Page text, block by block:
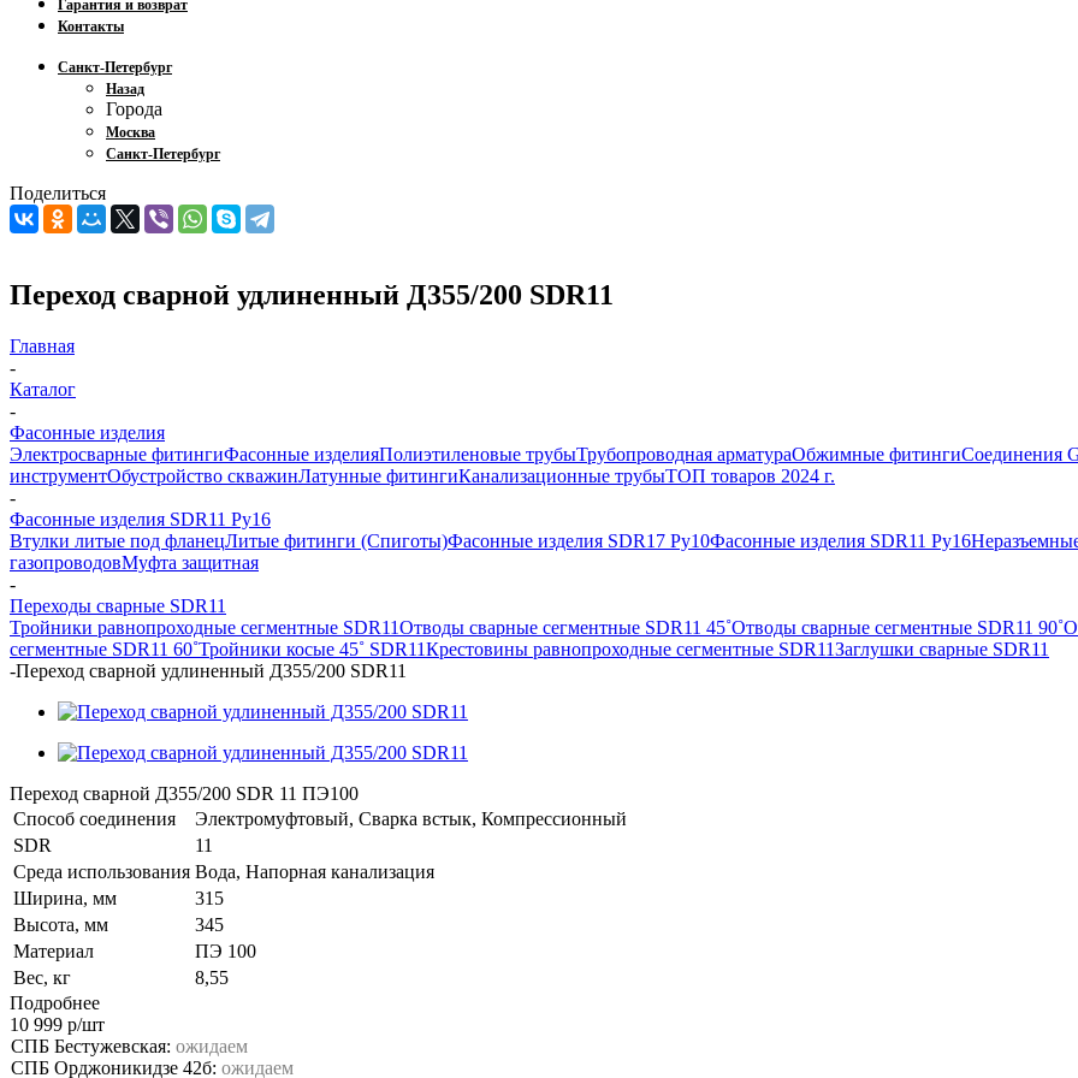
Гарантия и возврат
Контакты
Санкт-Петербург
Назад
Города
Москва
Санкт-Петербург
Поделиться
Переход сварной удлиненный Д355/200 SDR11
Главная
-
Каталог
-
Фасонные изделия
Электросварные фитингиФасонные изделияПолиэтиленовые трубыТрубопроводная арматураОбжимные фитингиСоединения
инструментОбустройство скважинЛатунные фитингиКанализационные трубыТОП товаров 2024 г.
-
Фасонные изделия SDR11 Ру16
Втулки литые под фланецЛитые фитинги (Спиготы)Фасонные изделия SDR17 Ру10Фасонные изделия SDR11 Ру16
газопроводовМуфта защитная
-
Переходы сварные SDR11
Тройники равнопроходные сегментные SDR11Отводы сварные сегментные SDR11 45˚Отводы сварные сегментные SDR11 90˚
сегментные SDR11 60˚Тройники косые 45˚ SDR11Крестовины равнопроходные сегментные SDR11Заглушки сварные SDR11
-Переход сварной удлиненный Д355/200 SDR11
Переход сварной Д355/200 SDR 11 ПЭ100
Способ соединения
Электромуфтовый, Сварка встык, Компрессионный
SDR
11
Среда использования Вода, Напорная канализация
Ширина, мм
315
Высота, мм
345
Материал
ПЭ 100
Вес, кг
8,55
Подробнее
10 999 р/шт
СПБ Бестужевская: ожидаем
СПБ Орджоникидзе 42б: ожидаем